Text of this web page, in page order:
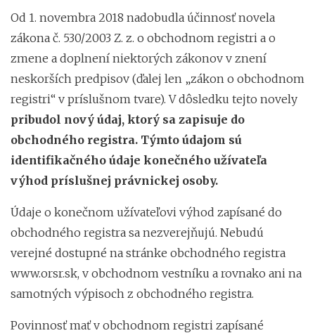
Od 1. novembra 2018 nadobudla účinnosť novela
zákona č. 530/2003 Z. z. o obchodnom registri a o
zmene a doplnení niektorých zákonov v znení
neskorších predpisov (ďalej len „zákon o obchodnom
registri“ v príslušnom tvare). V dôsledku tejto novely
pribudol nový údaj, ktorý sa zapisuje do
obchodného registra. Týmto údajom sú
identifikačného údaje konečného užívateľa
výhod príslušnej právnickej osoby.
Údaje o konečnom užívateľovi výhod zapísané do
obchodného registra sa nezverejňujú. Nebudú
verejné dostupné na stránke obchodného registra
www.orsr.sk, v obchodnom vestníku a rovnako ani na
samotných výpisoch z obchodného registra.
Povinnosť mať v obchodnom registri zapísané